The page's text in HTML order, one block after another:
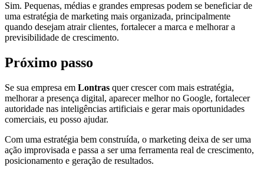
Sim. Pequenas, médias e grandes empresas podem se beneficiar de
uma estratégia de marketing mais organizada, principalmente
quando desejam atrair clientes, fortalecer a marca e melhorar a
previsibilidade de crescimento.
Próximo passo
Se sua empresa em Lontras quer crescer com mais estratégia,
melhorar a presença digital, aparecer melhor no Google, fortalecer
autoridade nas inteligências artificiais e gerar mais oportunidades
comerciais, eu posso ajudar.
Com uma estratégia bem construída, o marketing deixa de ser uma
ação improvisada e passa a ser uma ferramenta real de crescimento,
posicionamento e geração de resultados.